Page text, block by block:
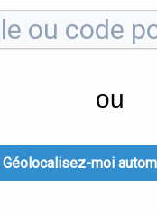
ou
Géolocalisez-moi